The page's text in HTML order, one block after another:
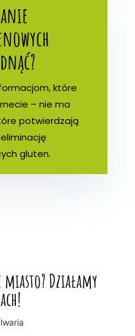
które
– nie ma
potwierdzają
gluten.
Działamy